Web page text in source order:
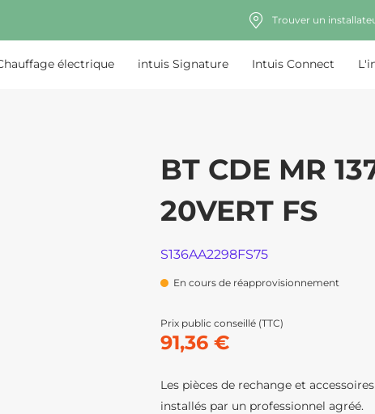
Trouver un
électrique intuis Signature Intuis Connect
BT CDE MR
20VERT FS
S136AA2298FS75
En cours de réapprovisionnement
Prix public conseillé (TTC)
91,36 €
Les pièces de rechange et
installés par un professionnel agréé.